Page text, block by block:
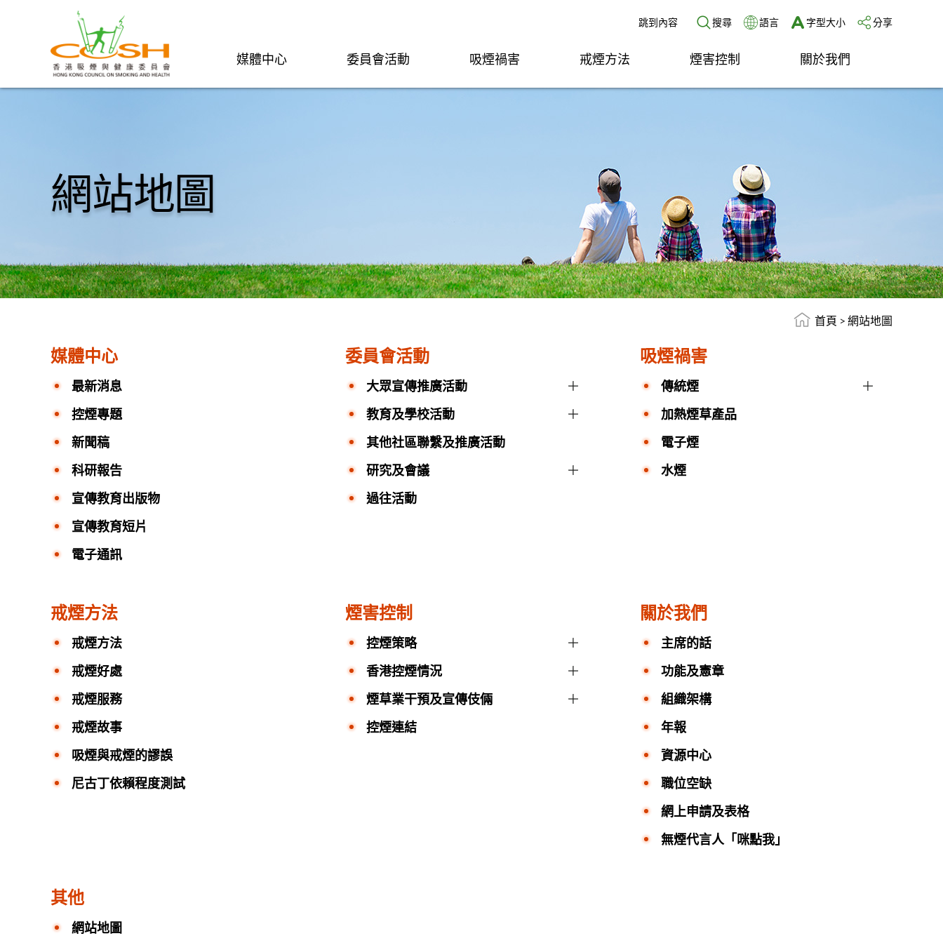
跳到內容 搜尋 語言 字型大小 分享
媒體中心 委員會活動 吸煙禍害 戒煙方法 煙害控制 關於我們
網站地圖
首頁 > 網站地圖
媒體中心
最新消息
控煙專題
新聞稿
科研報告
宣傳教育出版物
宣傳教育短片
電子通訊
委員會活動
大眾宣傳推廣活動
教育及學校活動
其他社區聯繫及推廣活動
研究及會議
過往活動
吸煙禍害
傳統煙
加熱煙草產品
電子煙
水煙
戒煙方法
戒煙方法
戒煙好處
戒煙服務
戒煙故事
吸煙與戒煙的謬誤
尼古丁依賴程度測試
煙害控制
控煙策略
香港控煙情況
煙草業干預及宣傳伎倆
控煙連結
關於我們
主席的話
功能及憲章
組織架構
年報
資源中心
職位空缺
網上申請及表格
無煙代言人「咪點我」
其他
網站地圖